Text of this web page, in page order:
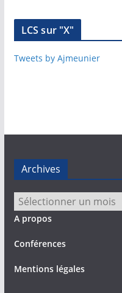
LCS sur "X"
Tweets by Ajmeunier
Archives
Archives
A propos
Conférences
Mentions légales